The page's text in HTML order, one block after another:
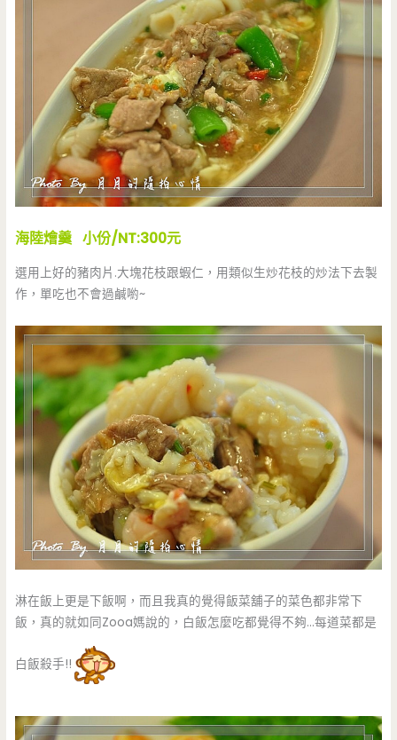
海陸燴羹 小份/NT:300元
選用上好的豬肉片.大塊花枝跟蝦仁，用類似生炒花枝的炒法下去製
作，單吃也不會過鹹喲~
淋在飯上更是下飯啊，而且我真的覺得飯菜舖子的菜色都非常下
飯，真的就如同Zooa媽說的，白飯怎麼吃都覺得不夠…每道菜都是
白飯殺手!!